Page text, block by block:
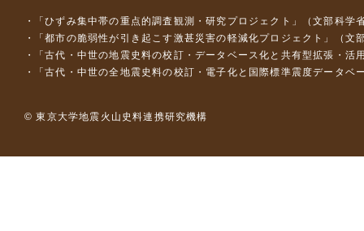
「ひずみ集中帯の重点的調査観測・研究プロジェクト」（文部科
「都市の脆弱性が引き起こす激甚災害の軽減化プロジェクト」（
「古代・中世の地震史料の校訂・データベース化と共有型拡張・
「古代・中世の全地震史料の校訂・電子化と国際標準震度データ
© 東京大学地震火山史料連携研究機構